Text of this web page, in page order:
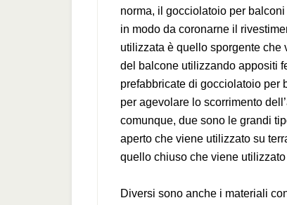
norma, il gocciolatoio per
in modo da coronarne il
utilizzata è quello sporgente che
del balcone utilizzando appositi
prefabbricate di gocciolatoio per
per agevolare lo scorrimento
comunque, due sono le grandi
aperto che viene utilizzato su
quello chiuso che viene
Diversi sono anche i materiali